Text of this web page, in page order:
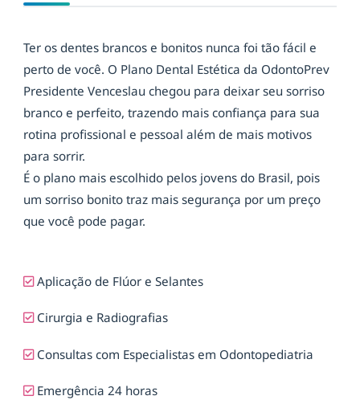
Ter os dentes brancos e bonitos nunca foi tão fácil e
perto de você. O Plano Dental Estética da OdontoPrev
Presidente Venceslau chegou para deixar seu sorriso
branco e perfeito, trazendo mais confiança para sua
rotina profissional e pessoal além de mais motivos
para sorrir.
É o plano mais escolhido pelos jovens do Brasil, pois
um sorriso bonito traz mais segurança por um preço
que você pode pagar.
Aplicação de Flúor e Selantes
Cirurgia e Radiografias
Consultas com Especialistas em Odontopediatria
Emergência 24 horas